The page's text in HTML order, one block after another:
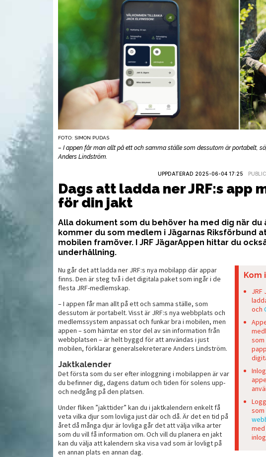
FOTO: SIMON PUDAS
– I appen får man allt på ett och samma ställe som dessutom är portabelt,
Anders Lindström.
UPPDATERAD 2025-06-04 17:25
Dags att ladda ner JRF:s app
för din jakt
Alla dokument som du behöver ha med dig när du
kommer du som medlem i Jägarnas Riksförbund
mobilen framöver. I JRF JägarAppen hittar du
underhållning.
Kom
JRF
och
som
som
med
Nu går det att ladda ner JRF:s nya mobilapp där appar
finns. Den är steg två i det digitala paket som ingår i de
flesta JRF-medlemskap.
– I appen får man allt på ett och samma ställe, som
dessutom är portabelt. Visst är JRF:s nya webbplats och
medlemssystem anpassat och funkar bra i mobilen, men
appen – som hämtar en stor del av sin information från
webbplatsen – är helt byggd för att användas i just
mobilen, förklarar generalsekreterare Anders Lindström.
Jaktkalender
Det första som du ser efter inloggning i mobilappen är var
du befinner dig, dagens datum och tiden för solens upp-
och nedgång på den platsen.
Under fliken ”jakttider” kan du i jaktkalendern enkelt få
veta vilka djur som lovliga just där och då. Är det en tid på
året då många djur är lovliga går det att välja vilka arter
som du vill få information om. Och vill du planera en jakt
kan du välja att kalendern ska visa vad som är lovligt på
en annan plats en annan dag.
Klarar din gamla bössa
VAPEN
MAT